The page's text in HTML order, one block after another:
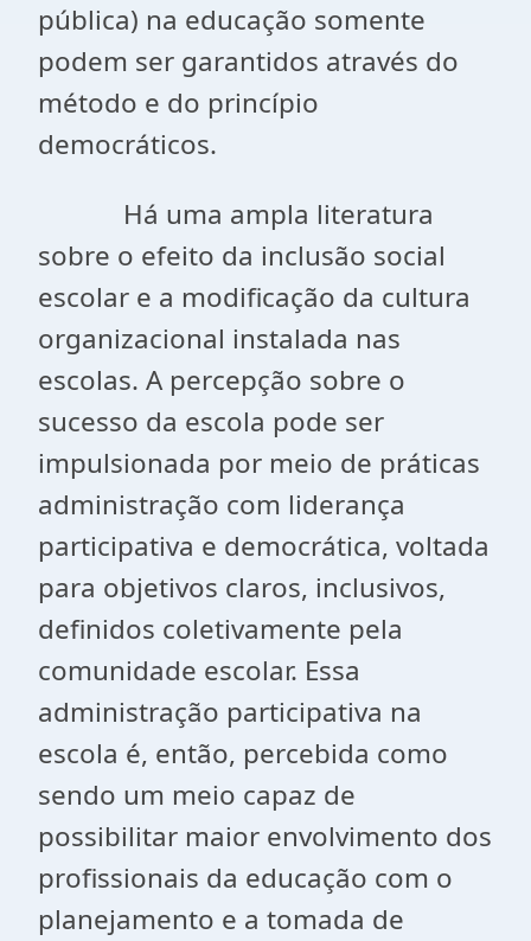
pública) na educação somente
podem ser garantidos através do
método e do princípio
democráticos.
Há uma ampla literatura
sobre o efeito da inclusão social
escolar e a modificação da cultura
organizacional instalada nas
escolas. A percepção sobre o
sucesso da escola pode ser
impulsionada por meio de práticas
administração com liderança
participativa e democrática, voltada
para objetivos claros, inclusivos,
definidos coletivamente pela
comunidade escolar. Essa
administração participativa na
escola é, então, percebida como
sendo um meio capaz de
possibilitar maior envolvimento dos
profissionais da educação com o
planejamento e a tomada de